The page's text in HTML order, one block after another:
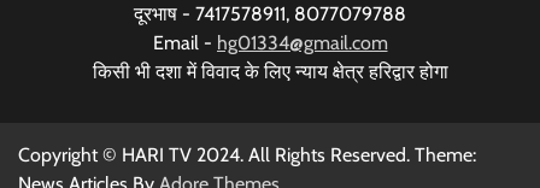
दूरभाष - 7417578911, 8077079788
Email - hg01334@gmail.com
किसी भी दशा में विवाद के लिए न्याय क्षेत्र हरिद्वार होगा
Copyright © HARI TV 2024. All Rights Reserved. Theme:
News Articles By Adore Themes